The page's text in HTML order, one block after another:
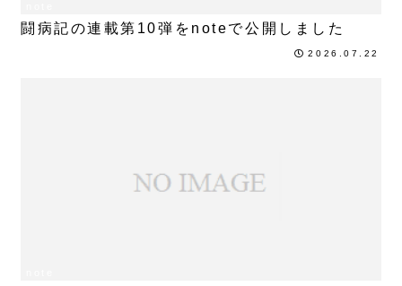
闘病記の連載第10弾をnoteで公開しました
2026.07.22